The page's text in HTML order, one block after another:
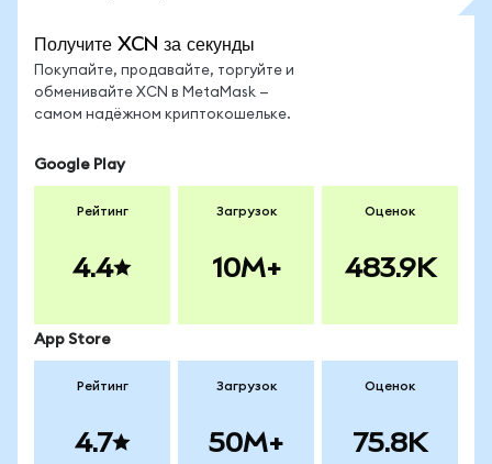
Получите XCN за секунды
Покупайте, продавайте, торгуйте и
обменивайте XCN в MetaMask —
самом надёжном криптокошельке.
Google Play
Рейтинг
4.4
Загрузок
10M+
Оценок
483.9K
App Store
Рейтинг
4.7
Загрузок
50M+
Оценок
75.8K